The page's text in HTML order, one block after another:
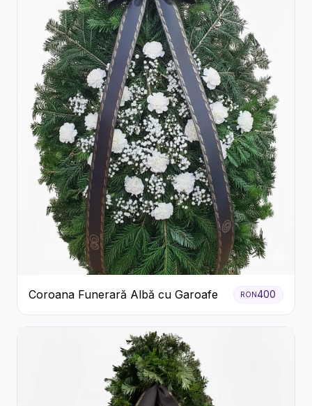
Coroana Funerară Albă cu Garoafe RON400